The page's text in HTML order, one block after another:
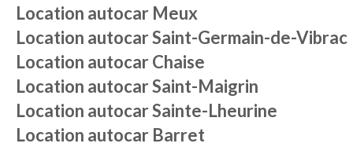
Location autocar Meux
Location autocarSaint-Germain-de-Vibrac
Location autocarChaise
Location autocarSaint-Maigrin
Location autocarSainte-Lheurine
Location autocar Barret